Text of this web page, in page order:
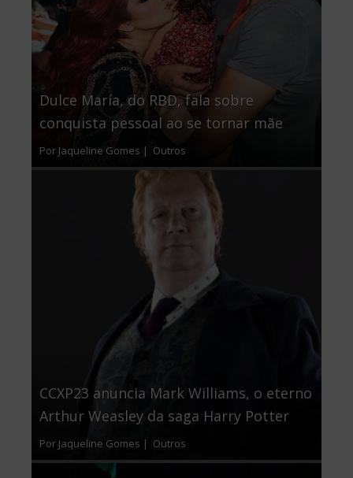
Dulce María, do RBD, fala sobre
conquista pessoal ao se tornar mãe
Por Jaqueline Gomes | Outros
CCXP23 anuncia Mark Williams, o eterno
Arthur Weasley da saga Harry Potter
Por Jaqueline Gomes | Outros